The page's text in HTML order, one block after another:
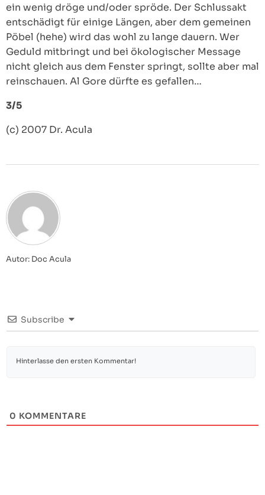
ein wenig dröge und/oder spröde. Der Schlussakt
entschädigt für einige Längen, aber dem gemeinen
Pöbel (hehe) wird das wohl zu lange dauern. Wer
Geduld mitbringt und bei ökologischer Message
nicht gleich aus dem Fenster springt, sollte aber mal
reinschauen. Al Gore dürfte es gefallen…
3/5
(c) 2007 Dr. Acula
Autor: Doc Acula
Subscribe
0 KOMMENTARE